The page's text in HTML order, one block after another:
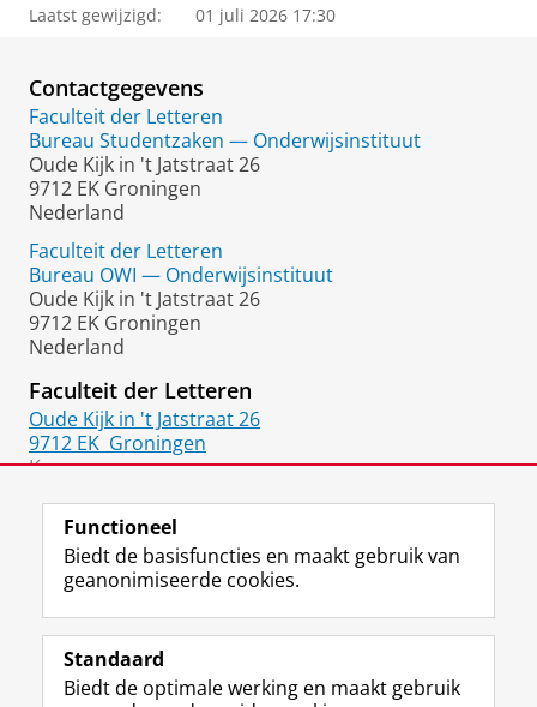
Laatst gewijzigd: 01 juli 2026 17:30
Contactgegevens
Faculteit der Letteren
Bureau Studentzaken — Onderwijsinstituut
Oude Kijk in 't Jatstraat 26
9712 EK Groningen
Nederland
Faculteit der Letteren
Bureau OWI — Onderwijsinstituut
Oude Kijk in 't Jatstraat 26
9712 EK Groningen
Nederland
Faculteit der Letteren
Oude Kijk in 't Jatstraat 26
9712 EK Groningen
Kamer:
Volg de RUG
F
a
e
L
i
k
R
S
-
I
n
t
Y
o
T
Studiekiezers
Functioneel
Biedt de basisfuncties en maakt gebruik van
geanonimiseerde cookies.
Standaard
Biedt de optimale werking en maakt gebruik